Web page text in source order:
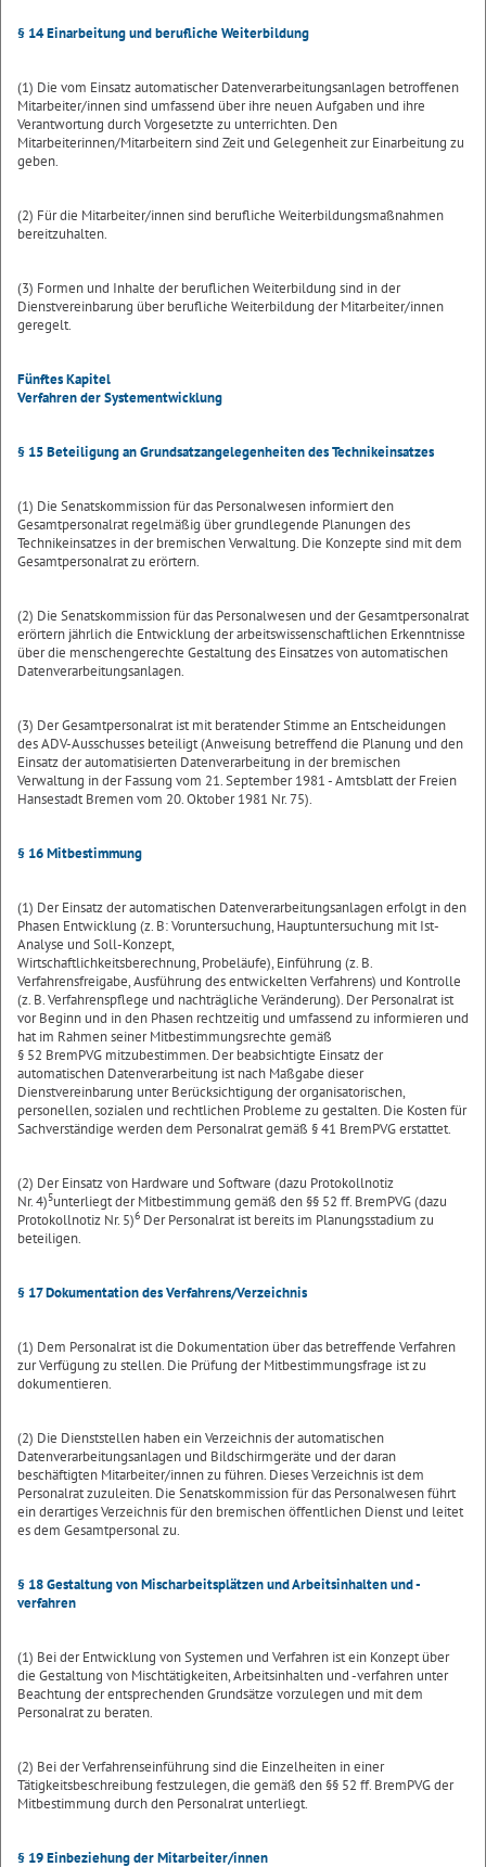
§ 14 Einarbeitung und berufliche Weiterbildung
(1) Die vom Einsatz automatischer Datenverarbeitungsanlagen betroffenen
Mitarbeiter/innen sind umfassend über ihre neuen Aufgaben und ihre
Verantwortung durch Vorgesetzte zu unterrichten. Den
Mitarbeiterinnen/Mitarbeitern sind Zeit und Gelegenheit zur Einarbeitung zu
geben.
(2) Für die Mitarbeiter/innen sind berufliche Weiterbildungsmaßnahmen
bereitzuhalten.
(3) Formen und Inhalte der beruflichen Weiterbildung sind in der
Dienstvereinbarung über berufliche Weiterbildung der Mitarbeiter/innen
geregelt.
Fünftes Kapitel
Verfahren der Systementwicklung
§ 15 Beteiligung an Grundsatzangelegenheiten des Technikeinsatzes
(1) Die Senatskommission für das Personalwesen informiert den
Gesamtpersonalrat regelmäßig über grundlegende Planungen des
Technikeinsatzes in der bremischen Verwaltung. Die Konzepte sind mit dem
Gesamtpersonalrat zu erörtern.
(2) Die Senatskommission für das Personalwesen und der Gesamtpersonalrat
erörtern jährlich die Entwicklung der arbeitswissenschaftlichen Erkenntnisse
über die menschengerechte Gestaltung des Einsatzes von automatischen
Datenverarbeitungsanlagen.
(3) Der Gesamtpersonalrat ist mit beratender Stimme an Entscheidungen
des ADV-Ausschusses beteiligt (Anweisung betreffend die Planung und den
Einsatz der automatisierten Datenverarbeitung in der bremischen
Verwaltung in der Fassung vom 21. September 1981 - Amtsblatt der Freien
Hansestadt Bremen vom 20. Oktober 1981 Nr. 75).
§ 16 Mitbestimmung
(1) Der Einsatz der automatischen Datenverarbeitungsanlagen erfolgt in den
Phasen Entwicklung (z. B: Voruntersuchung, Hauptuntersuchung mit Ist-
Analyse und Soll-Konzept,
Wirtschaftlichkeitsberechnung, Probeläufe), Einführung (z. B.
Verfahrensfreigabe, Ausführung des entwickelten Verfahrens) und Kontrolle
(z. B. Verfahrenspflege und nachträgliche Veränderung). Der Personalrat ist
vor Beginn und in den Phasen rechtzeitig und umfassend zu informieren und
hat im Rahmen seiner Mitbestimmungsrechte gemäß
§ 52 BremPVG mitzubestimmen. Der beabsichtigte Einsatz der
automatischen Datenverarbeitung ist nach Maßgabe dieser
Dienstvereinbarung unter Berücksichtigung der organisatorischen,
personellen, sozialen und rechtlichen Probleme zu gestalten. Die Kosten für
Sachverständige werden dem Personalrat gemäß § 41 BremPVG erstattet.
(2) Der Einsatz von Hardware und Software (dazu Protokollnotiz
Nr. 4)5unterliegt der Mitbestimmung gemäß den §§ 52 ff. BremPVG (dazu
Protokollnotiz Nr. 5)6 Der Personalrat ist bereits im Planungsstadium zu
beteiligen.
§ 17 Dokumentation des Verfahrens/Verzeichnis
(1) Dem Personalrat ist die Dokumentation über das betreffende Verfahren
zur Verfügung zu stellen. Die Prüfung der Mitbestimmungsfrage ist zu
dokumentieren.
(2) Die Dienststellen haben ein Verzeichnis der automatischen
Datenverarbeitungsanlagen und Bildschirmgeräte und der daran
beschäftigten Mitarbeiter/innen zu führen. Dieses Verzeichnis ist dem
Personalrat zuzuleiten. Die Senatskommission für das Personalwesen führt
ein derartiges Verzeichnis für den bremischen öffentlichen Dienst und leitet
es dem Gesamtpersonal zu.
§ 18 Gestaltung von Mischarbeitsplätzen und Arbeitsinhalten und -
verfahren
(1) Bei der Entwicklung von Systemen und Verfahren ist ein Konzept über
die Gestaltung von Mischtätigkeiten, Arbeitsinhalten und -verfahren unter
Beachtung der entsprechenden Grundsätze vorzulegen und mit dem
Personalrat zu beraten.
(2) Bei der Verfahrenseinführung sind die Einzelheiten in einer
Tätigkeitsbeschreibung festzulegen, die gemäß den §§ 52 ff. BremPVG der
Mitbestimmung durch den Personalrat unterliegt.
§ 19 Einbeziehung der Mitarbeiter/innen